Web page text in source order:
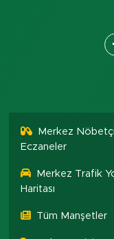
Merkez Nöbetçi
Eczaneler
Merkez Trafik
Haritası
Tüm Manşetler